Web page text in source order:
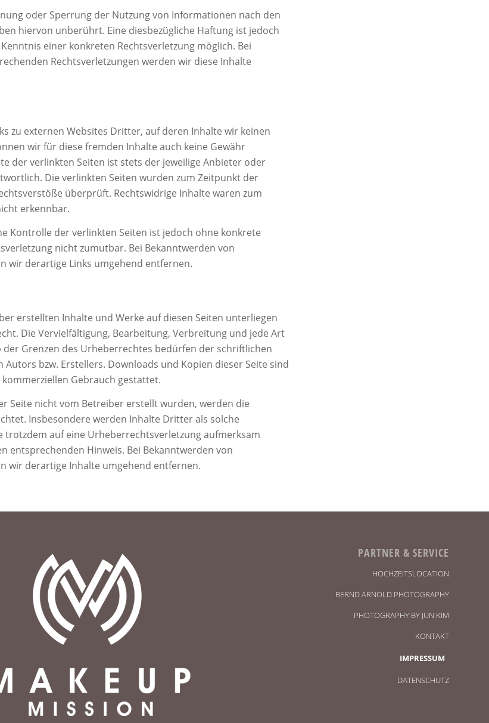
oder Sperrung der Nutzung von Informationen nach den
hiervon unberührt. Eine diesbezügliche Haftung ist jedoch
einer konkreten Rechtsverletzung möglich. Bei
Rechtsverletzungen werden wir diese Inhalte
zu externen Websites Dritter, auf deren Inhalte wir keinen
wir für diese fremden Inhalte auch keine Gewähr
der verlinkten Seiten ist stets der jeweilige Anbieter oder
Die verlinkten Seiten wurden zum Zeitpunkt der
überprüft. Rechtswidrige Inhalte waren zum
erkennbar.
Kontrolle der verlinkten Seiten ist jedoch ohne konkrete
nicht zumutbar. Bei Bekanntwerden von
wir derartige Links umgehend entfernen.
erstellten Inhalte und Werke auf diesen Seiten unterliegen
Die Vervielfältigung, Bearbeitung, Verbreitung und jede Art
Grenzen des Urheberrechtes bedürfen der schriftlichen
Autors bzw. Erstellers. Downloads und Kopien dieser Seite sind
Gebrauch gestattet.
Seite nicht vom Betreiber erstellt wurden, werden die
Insbesondere werden Inhalte Dritter als solche
trotzdem auf eine Urheberrechtsverletzung aufmerksam
entsprechenden Hinweis. Bei Bekanntwerden von
wir derartige Inhalte umgehend entfernen.
PARTNER & SERVICE
HOCHZEITSLOCATION
BERND ARNOLD PHOTOGRAPHY
PHOTOGRAPHY BY JUN KIM
KONTAKT
IMPRESSUM
DATENSCHUTZ